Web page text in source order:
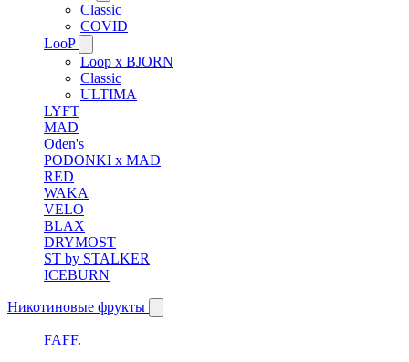
Classic
COVID
LooP
Loop x BJORN
Classic
ULTIMA
LYFT
MAD
Oden's
PODONKI x MAD
RED
WAKA
VELO
BLAX
DRYMOST
ST by STALKER
ICEBURN
Никотиновые фрукты
FAFF.